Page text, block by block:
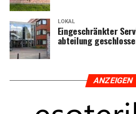
LOKAL
Ein­ge­schränk­ter
ab­tei­lung
ANZEI­GEN